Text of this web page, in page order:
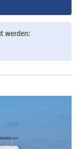
werden: